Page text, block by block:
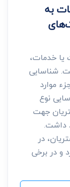
به
یا خدمات،
شناسایی
موارد
نوع
جهت
داشت.
در
و در برخی